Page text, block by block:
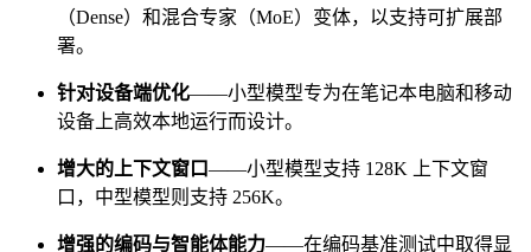
（Dense）和混合专家（MoE）变体，以支持可扩展部
署。
针对设备端优化——小型模型专为在笔记本电脑和移动
设备上高效本地运行而设计。
增大的上下文窗口——小型模型支持 128K 上下文窗
口，中型模型则支持 256K。
增强的编码与智能体能力——在编码基准测试中取得显